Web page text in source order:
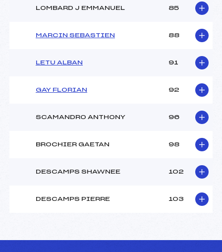
LOMBARD J EMMANUEL 85
MARCIN SEBASTIEN 88
LETU ALBAN 91
GAY FLORIAN 92
SCAMANDRO ANTHONY 96
BROCHIER GAETAN 98
DESCAMPS SHAWNEE 102
DESCAMPS PIERRE 103